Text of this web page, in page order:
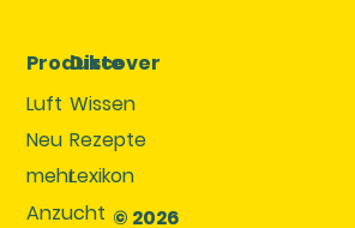
Produkte
Luft
Neu
mehr
Anzucht
Discover
Wissen
Rezepte
Lexikon
© 2026